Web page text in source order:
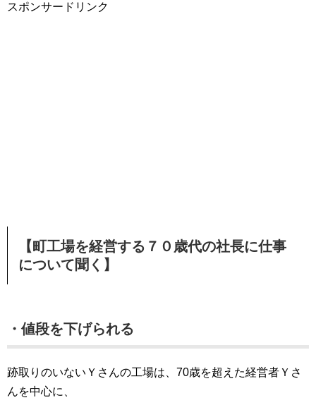
スポンサードリンク
【町工場を経営する７０歳代の社長に仕事
について聞く】
・値段を下げられる
跡取りのいないＹさんの工場は、70歳を超えた経営者Ｙさ
んを中心に、